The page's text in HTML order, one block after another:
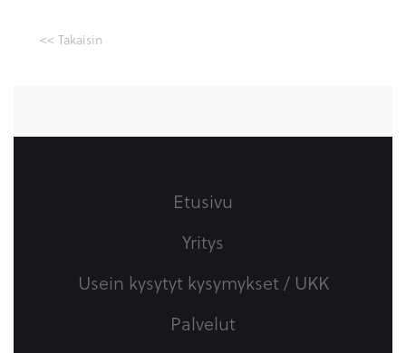
<< Takaisin
Etusivu
Yritys
Usein kysytyt kysymykset / UKK
Palvelut